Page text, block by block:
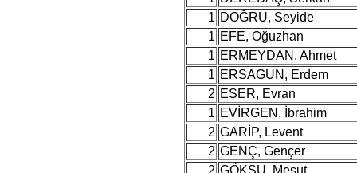
1 DOĞRU, Seyide
1 EFE, Oğuzhan
1 ERMEYDAN, Ahmet
1 ERSAGUN, Erdem
2 ESER, Evran
1 EVİRGEN, İbrahim
2 GARİP, Levent
2 GENÇ, Gençer